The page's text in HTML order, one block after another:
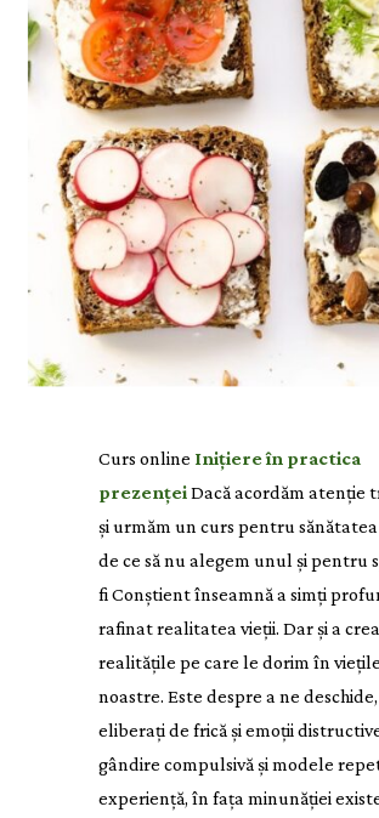
Curs online Inițiere în practica
prezențeiDacă acordăm atenție
și urmăm un curs pentru sănătatea
de ce să nu alegem unul și pentru
fi Conștient înseamnă a simți
rafinat realitatea vieții. Dar și a crea
realitățile pe care le dorim în viețile
noastre. Este despre a ne deschide,
eliberați de frică și emoții
gândire compulsivă și modele
experiență, în fața minunăției